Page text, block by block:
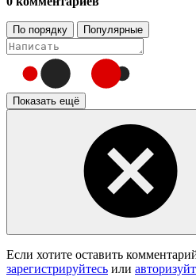
По порядку Популярные
Показать ещё
Если хотите оставить
зарегистрируйтесь или